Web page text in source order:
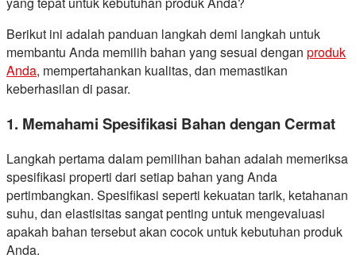
Berikut ini adalah panduan langkah demi langkah untuk
membantu Anda memilih bahan yang sesuai dengan produk
Anda, mempertahankan kualitas, dan memastikan
keberhasilan di pasar.
1. Memahami Spesifikasi Bahan dengan Cermat
Langkah pertama dalam pemilihan bahan adalah memeriksa
spesifikasi properti dari setiap bahan yang Anda
pertimbangkan. Spesifikasi seperti kekuatan tarik, ketahanan
suhu, dan elastisitas sangat penting untuk mengevaluasi
apakah bahan tersebut akan cocok untuk kebutuhan produk
Anda.